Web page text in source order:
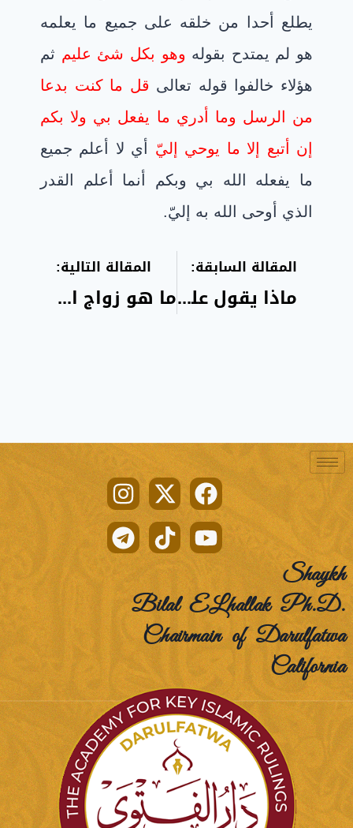
يطلع أحدا من خلقه على جميع ما يعلمه
هو لم يمتدح بقوله وهو بكل شئ عليم ثم
هؤلاء خالفوا قوله تعالى قل ما كنت بدعا
من الرسل وما أدري ما يفعل بي ولا بكم
إن أتبع إلا ما يوحي إليّ أي لا أعلم جميع
ما يفعله الله بي وبكم أنما أعلم القدر
الذي أوحى الله به إليّ.
المقالة السابقة:
ماذا يقول علماء المسلمين في العقل؟
المقالة التالية:
ما هو زواج المسمى بزواج المسيار؟
Shaykh
Bilal ELhallak Ph.D.
Chairmain of Darulfatwa
California